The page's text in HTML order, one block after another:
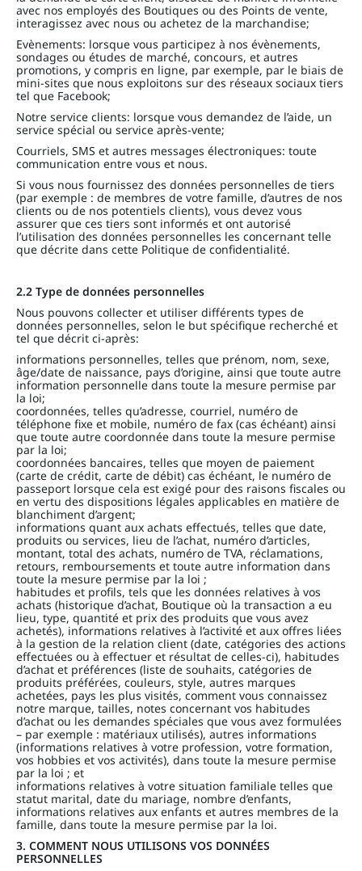
avec nos employés des Boutiques ou des Points de vente,
interagissez avec nous ou achetez de la marchandise;
Evènements: lorsque vous participez à nos évènements,
sondages ou études de marché, concours, et autres
promotions, y compris en ligne, par exemple, par le biais de
mini-sites que nous exploitons sur des réseaux sociaux tiers
tel que Facebook;
Notre service clients: lorsque vous demandez de l’aide, un
service spécial ou service après-vente;
Courriels, SMS et autres messages électroniques: toute
communication entre vous et nous.
Si vous nous fournissez des données personnelles de tiers
(par exemple : de membres de votre famille, d’autres de nos
clients ou de nos potentiels clients), vous devez vous
assurer que ces tiers sont informés et ont autorisé
l’utilisation des données personnelles les concernant telle
que décrite dans cette Politique de confidentialité.
2.2 Type de données personnelles
Nous pouvons collecter et utiliser différents types de
données personnelles, selon le but spécifique recherché et
tel que décrit ci-après:
informations personnelles, telles que prénom, nom, sexe,
âge/date de naissance, pays d’origine, ainsi que toute autre
information personnelle dans toute la mesure permise par
la loi;
coordonnées, telles qu’adresse, courriel, numéro de
téléphone fixe et mobile, numéro de fax (cas échéant) ainsi
que toute autre coordonnée dans toute la mesure permise
par la loi;
coordonnées bancaires, telles que moyen de paiement
(carte de crédit, carte de débit) cas échéant, le numéro de
passeport lorsque cela est exigé pour des raisons fiscales ou
en vertu des dispositions légales applicables en matière de
blanchiment d’argent;
informations quant aux achats effectués, telles que date,
produits ou services, lieu de l’achat, numéro d’articles,
montant, total des achats, numéro de TVA, réclamations,
retours, remboursements et toute autre information dans
toute la mesure permise par la loi ;
habitudes et profils, tels que les données relatives à vos
achats (historique d’achat, Boutique où la transaction a eu
lieu, type, quantité et prix des produits que vous avez
achetés), informations relatives à l’activité et aux offres liées
à la gestion de la relation client (date, catégories des actions
effectuées ou à effectuer et résultat de celles-ci), habitudes
d’achat et préférences (liste de souhaits, catégories de
produits préférées, couleurs, style, autres marques
achetées, pays les plus visités, comment vous connaissez
notre marque, tailles, notes concernant vos habitudes
d’achat ou les demandes spéciales que vous avez formulées
– par exemple : matériaux utilisés), autres informations
(informations relatives à votre profession, votre formation,
vos hobbies et vos activités), dans toute la mesure permise
par la loi ; et
informations relatives à votre situation familiale telles que
statut marital, date du mariage, nombre d’enfants,
informations relatives aux enfants et autres membres de la
famille, dans toute la mesure permise par la loi.
3. COMMENT NOUS UTILISONS VOS DONNÉES
PERSONNELLES